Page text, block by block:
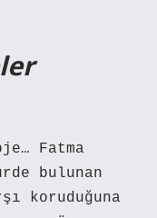
Fatma
bulunan
koruduğuna